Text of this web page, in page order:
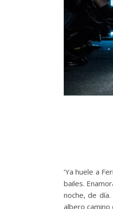
‘Ya huele a
bailes.
noche, de
albero camino